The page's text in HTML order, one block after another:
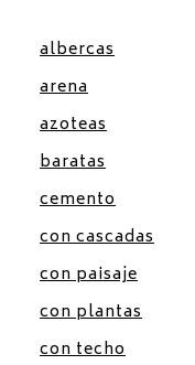
albercas
arena
azoteas
baratas
cemento
con cascadas
con paisaje
con plantas
con techo